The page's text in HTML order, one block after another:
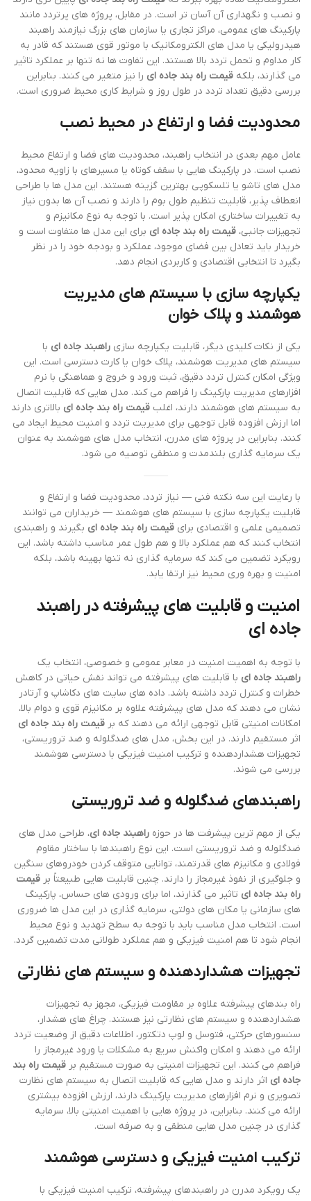
و نصب و نگهداری آن آسان تر است. در مقابل، پروژه های پرتردد مانند
پارکینگ های عمومی، مراکز تجاری یا سازمان های بزرگ نیازمند راهبند
هیدرولیکی یا مدل های الکترومکانیک با موتور قوی هستند که قادر به
کار مداوم و تحمل تردد بالا هستند. این تفاوت ها نه تنها بر عملکرد تاثیر
می گذارند، بلکه قیمت راه بند جاده ای را نیز متغیر می کنند. بنابراین
بررسی دقیق تعداد تردد در طول روز و شرایط کاری محیط ضروری است.
محدودیت فضا و ارتفاع در محیط نصب
عامل مهم بعدی در انتخاب راهبند، محدودیت های فضا و ارتفاع محیط
نصب است. در پارکینگ هایی با سقف کوتاه یا مسیرهای با زاویه محدود،
مدل های تاشو یا تلسکوپی بهترین گزینه هستند. این مدل ها با طراحی
انعطاف پذیر، قابلیت تنظیم طول بوم را دارند و نصب آن ها بدون نیاز
به تغییرات ساختاری امکان پذیر است. با توجه به نوع مکانیزم و
تجهیزات جانبی، قیمت راه بند جاده ای برای این مدل ها متفاوت است و
خریدار باید تعادل بین فضای موجود، عملکرد و بودجه خود را در نظر
بگیرد تا انتخابی اقتصادی و کاربردی انجام دهد.
یکپارچه سازی با سیستم های مدیریت
هوشمند و پلاک خوان
یکی از نکات کلیدی دیگر، قابلیت یکپارچه سازی راهبند جاده ای با
سیستم های مدیریت هوشمند، پلاک خوان یا کارت دسترسی است. این
ویژگی امکان کنترل تردد دقیق، ثبت ورود و خروج و هماهنگی با نرم
افزارهای مدیریت پارکینگ را فراهم می کند. مدل هایی که قابلیت اتصال
به سیستم های هوشمند دارند، اغلب قیمت راه بند جاده ای بالاتری دارند
اما ارزش افزوده قابل توجهی برای مدیریت تردد و امنیت محیط ایجاد می
کنند. بنابراین در پروژه های مدرن، انتخاب مدل های هوشمند به عنوان
یک سرمایه گذاری بلندمدت و منطقی توصیه می شود.
با رعایت این سه نکته فنی — نیاز تردد، محدودیت فضا و ارتفاع و
قابلیت یکپارچه سازی با سیستم های هوشمند — خریداران می توانند
تصمیمی علمی و اقتصادی برای قیمت راه بند جاده ای بگیرند و راهبندی
انتخاب کنند که هم عملکرد بالا و هم طول عمر مناسب داشته باشد. این
رویکرد تضمین می کند که سرمایه گذاری نه تنها بهینه باشد، بلکه
امنیت و بهره وری محیط نیز ارتقا یابد.
امنیت و قابلیت های پیشرفته در راهبند
جاده ای
با توجه به اهمیت امنیت در معابر عمومی و خصوصی، انتخاب یک
راهبند جاده ای با قابلیت های پیشرفته می تواند نقش حیاتی در کاهش
خطرات و کنترل تردد داشته باشد. داده های سایت های دکاشاپ و آرتادر
نشان می دهند که مدل های پیشرفته علاوه بر مکانیزم قوی و دوام بالا،
امکانات امنیتی قابل توجهی ارائه می دهند که بر قیمت راه بند جاده ای
اثر مستقیم دارند. در این بخش، مدل های ضدگلوله و ضد تروریستی،
تجهیزات هشداردهنده و ترکیب امنیت فیزیکی با دسترسی هوشمند
بررسی می شوند.
راهبندهای ضدگلوله و ضد تروریستی
یکی از مهم ترین پیشرفت ها در حوزه راهبند جاده ای، طراحی مدل های
ضدگلوله و ضد تروریستی است. این نوع راهبندها با ساختار مقاوم
فولادی و مکانیزم های قدرتمند، توانایی متوقف کردن خودروهای سنگین
و جلوگیری از نفوذ غیرمجاز را دارند. چنین قابلیت هایی طبیعتاً بر قیمت
راه بند جاده ای تاثیر می گذارند، اما برای ورودی های حساس، پارکینگ
های سازمانی یا مکان های دولتی، سرمایه گذاری در این مدل ها ضروری
است. انتخاب مدل مناسب باید با توجه به سطح تهدید و نوع محیط
انجام شود تا هم امنیت فیزیکی و هم عملکرد طولانی مدت تضمین گردد.
تجهیزات هشداردهنده و سیستم های نظارتی
راه بندهای پیشرفته علاوه بر مقاومت فیزیکی، مجهز به تجهیزات
هشداردهنده و سیستم های نظارتی نیز هستند. چراغ های هشدار،
سنسورهای حرکتی، فتوسل و لوپ دتکتور، اطلاعات دقیق از وضعیت تردد
ارائه می دهند و امکان واکنش سریع به مشکلات یا ورود غیرمجاز را
فراهم می کنند. این تجهیزات امنیتی به صورت مستقیم بر قیمت راه بند
جاده ای اثر دارند و مدل هایی که قابلیت اتصال به سیستم های نظارت
تصویری و نرم افزارهای مدیریت پارکینگ دارند، ارزش افزوده بیشتری
ارائه می کنند. بنابراین، در پروژه هایی با اهمیت امنیتی بالا، سرمایه
گذاری در چنین مدل هایی منطقی و به صرفه است.
ترکیب امنیت فیزیکی و دسترسی هوشمند
یک رویکرد مدرن در راهبندهای پیشرفته، ترکیب امنیت فیزیکی با